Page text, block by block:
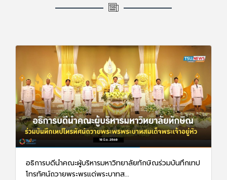
อธิการบดีนำคณะผู้บริหารมหาวิทยาลัยทักษิณร่วมบันทึกเทป
โทรทัศน์ถวายพระพรแด่พระบาทส...